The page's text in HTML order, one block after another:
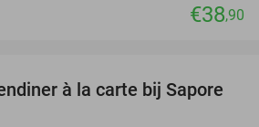
€38,90
46%
à la carte bij Sapore